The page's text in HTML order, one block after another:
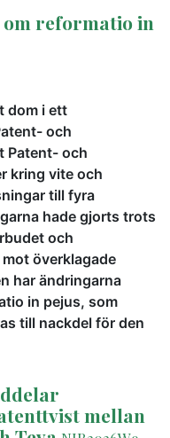
om reformatio in
dom i ett
och
Patent- och
kring vite och
till fyra
hade gjorts trots
och
överklagade
har ändringarna
in pejus, som
till nackdel för den
mellan